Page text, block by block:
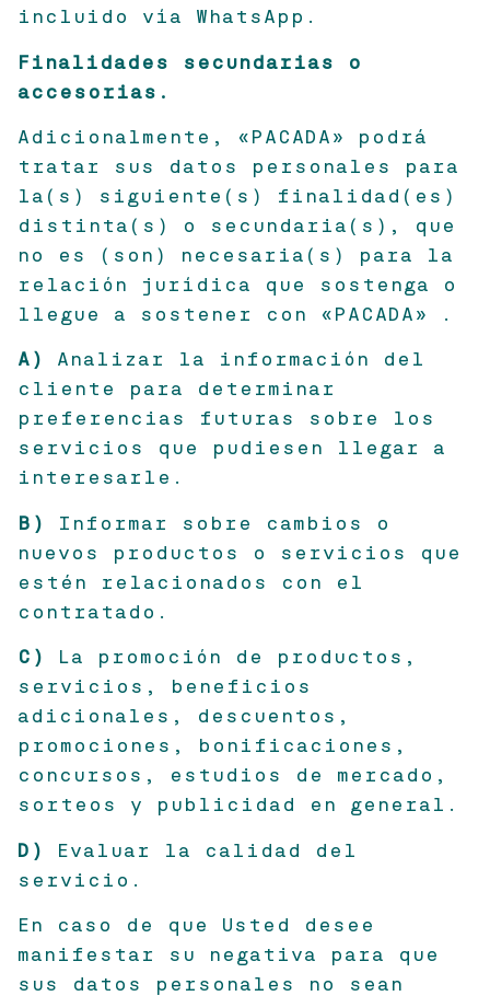
incluido vía WhatsApp.
Finalidades secundarias o
accesorias.
Adicionalmente, «PACADA» podrá
tratar sus datos personales para
la(s) siguiente(s) finalidad(es)
distinta(s) o secundaria(s), que
no es (son) necesaria(s) para la
relación jurídica que sostenga o
llegue a sostener con «PACADA» .
A)
Analizar la información del
cliente para determinar
preferencias futuras sobre los
servicios que pudiesen llegar a
interesarle.
B)
Informar sobre cambios o
nuevos productos o servicios que
estén relacionados con el
contratado.
C)
La promoción de productos,
servicios, beneficios
adicionales, descuentos,
promociones, bonificaciones,
concursos, estudios de mercado,
sorteos y publicidad en general.
D)
Evaluar la calidad del
servicio.
En caso de que Usted desee
manifestar su negativa para que
sus datos personales no sean